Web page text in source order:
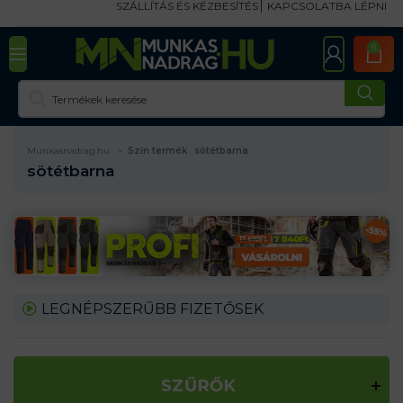
SZÁLLÍTÁS ÉS KÉZBESÍTÉS KAPCSOLATBA LÉPNI
0
Munkasnadrag.hu Szín termék sötétbarna
sötétbarna
LEGNÉPSZERŰBB FIZETŐSEK
SZŰRŐK